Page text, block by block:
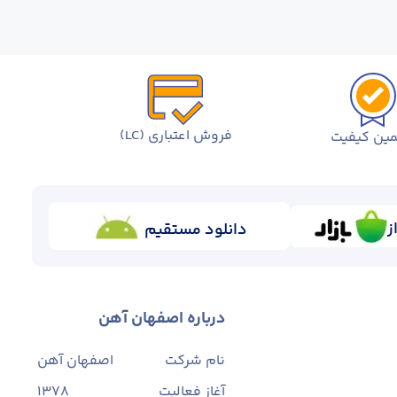
کیفیت فروش اعتباری (LC)
دانلود مستقیم
درباره اصفهان آهن
نام شرکت
اصفهان آهن
آغاز فعالیت
1378